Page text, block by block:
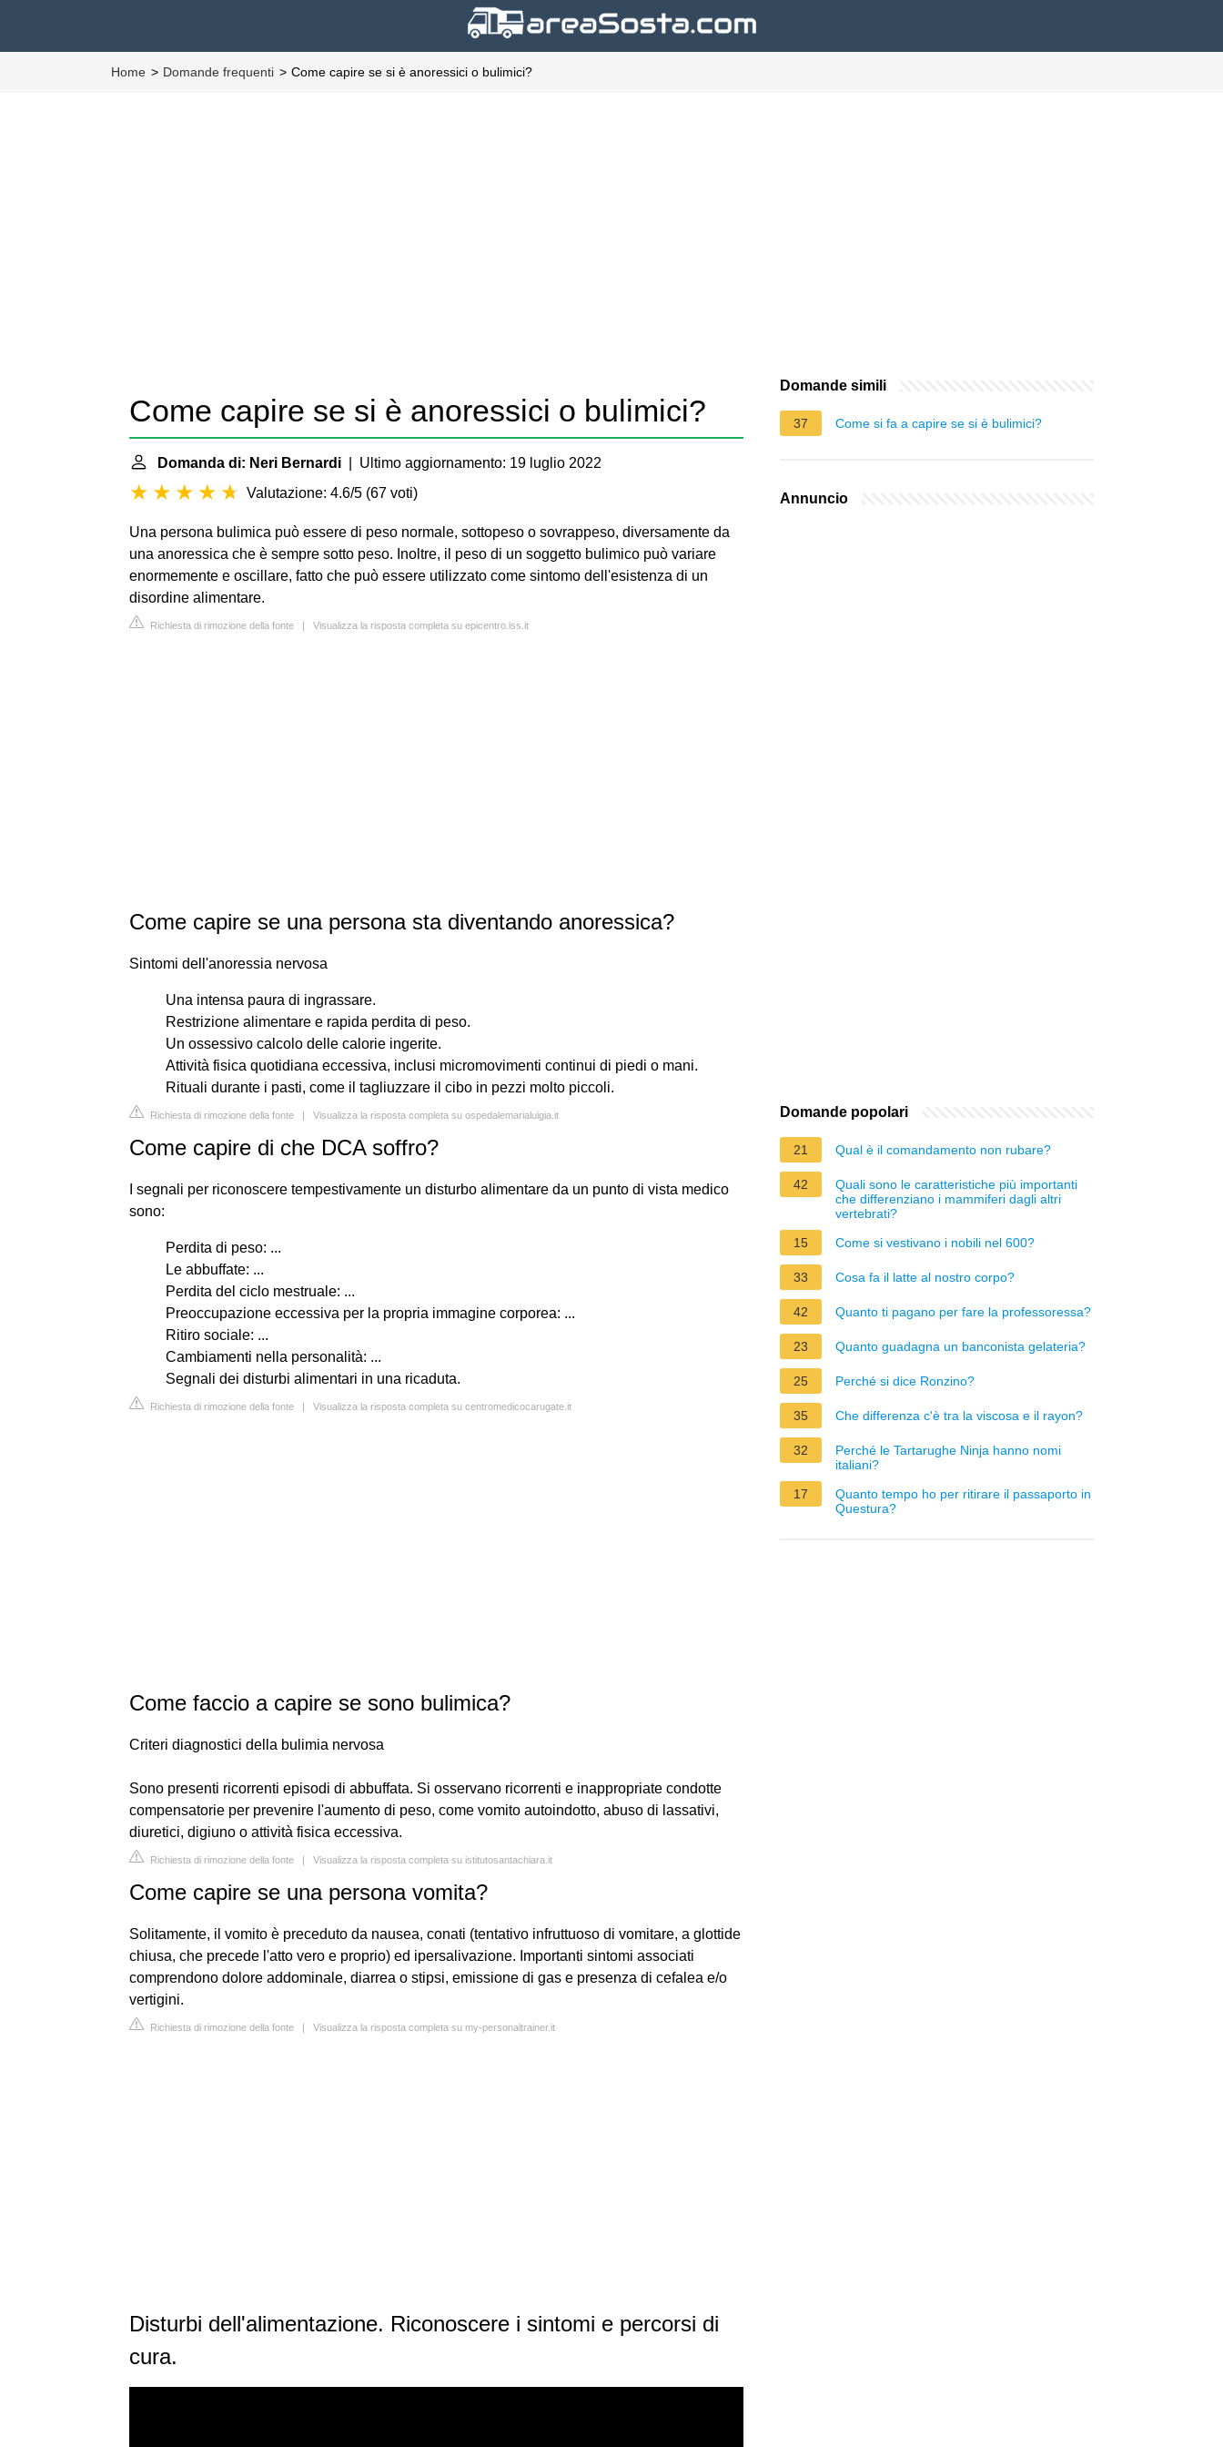
Home Domande frequenti Come capire se si è anoressici o bulimici?
Come capire se si è anoressici o bulimici?
Domanda di: Neri Bernardi | Ultimo aggiornamento: 19 luglio 2022
Valutazione: 4.6/5 (67 voti)
Una persona bulimica può essere di peso normale, sottopeso o sovrappeso, diversamente da
una anoressica che è sempre sotto peso. Inoltre, il peso di un soggetto bulimico può variare
enormemente e oscillare, fatto che può essere utilizzato come sintomo dell'esistenza di un
disordine alimentare.
Richiesta di rimozione della fonte | Visualizza la risposta completa su epicentro.iss.it
Come capire se una persona sta diventando anoressica?
Sintomi dell'anoressia nervosa
Una intensa paura di ingrassare.
Restrizione alimentare e rapida perdita di peso.
Un ossessivo calcolo delle calorie ingerite.
Attività fisica quotidiana eccessiva, inclusi micromovimenti continui di piedi o mani.
Rituali durante i pasti, come il tagliuzzare il cibo in pezzi molto piccoli.
Richiesta di rimozione della fonte | Visualizza la risposta completa su ospedalemarialuigia.it
Come capire di che DCA soffro?
I segnali per riconoscere tempestivamente un disturbo alimentare da un punto di vista medico
sono:
Perdita di peso: ...
Le abbuffate: ...
Perdita del ciclo mestruale: ...
Preoccupazione eccessiva per la propria immagine corporea: ...
Ritiro sociale: ...
Cambiamenti nella personalità: ...
Segnali dei disturbi alimentari in una ricaduta.
Richiesta di rimozione della fonte | Visualizza la risposta completa su centromedicocarugate.it
Come faccio a capire se sono bulimica?
Criteri diagnostici della bulimia nervosa
Sono presenti ricorrenti episodi di abbuffata. Si osservano ricorrenti e inappropriate condotte
compensatorie per prevenire l'aumento di peso, come vomito autoindotto, abuso di lassativi,
diuretici, digiuno o attività fisica eccessiva.
Richiesta di rimozione della fonte | Visualizza la risposta completa su istitutosantachiara.it
Come capire se una persona vomita?
Solitamente, il vomito è preceduto da nausea, conati (tentativo infruttuoso di vomitare, a glottide
chiusa, che precede l'atto vero e proprio) ed ipersalivazione. Importanti sintomi associati
comprendono dolore addominale, diarrea o stipsi, emissione di gas e presenza di cefalea e/o
vertigini.
Richiesta di rimozione della fonte | Visualizza la risposta completa su my-personaltrainer.it
Disturbi dell'alimentazione. Riconoscere i sintomi e percorsi di
cura.
Domande simili
37 Come si fa a capire se si è bulimici?
Annuncio
Domande popolari
21 Qual è il comandamento non rubare?
42
Quali sono le caratteristiche più importanti
che differenziano i mammiferi dagli altri
vertebrati?
15
Come si vestivano i nobili nel 600?
33 Cosa fa il latte al nostro corpo?
42 Quanto ti pagano per fare la professoressa?
23 Quanto guadagna un banconista gelateria?
25 Perché si dice Ronzino?
35 Che differenza c'è tra la viscosa e il rayon?
32
Perché le Tartarughe Ninja hanno nomi
italiani?
17
Quanto tempo ho per ritirare il passaporto in
Questura?